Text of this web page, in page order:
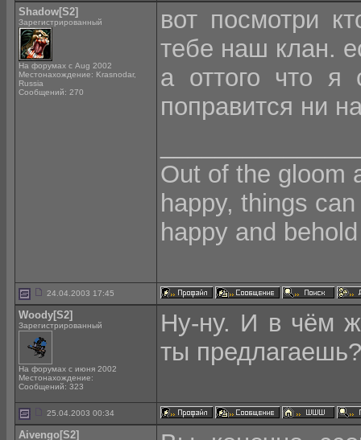
Shadow[S2]
Зарегистрированный
На форумах с Aug 2002
Местонахождение: Krasnodar,
Russia
Сообщений: 270
вот посмотри
тебе наш клан.
а оттого что
поправится ни
Out of the gloom
happy, things
happy and
24.04.2003 17:45
Woody[S2]
Зарегистрированный
На форумах с июня 2002
Местонахождение:
Сообщений: 323
Ну-ну. И в чём
ты предлагаешь?
25.04.2003 00:34
Aivengo[S2]